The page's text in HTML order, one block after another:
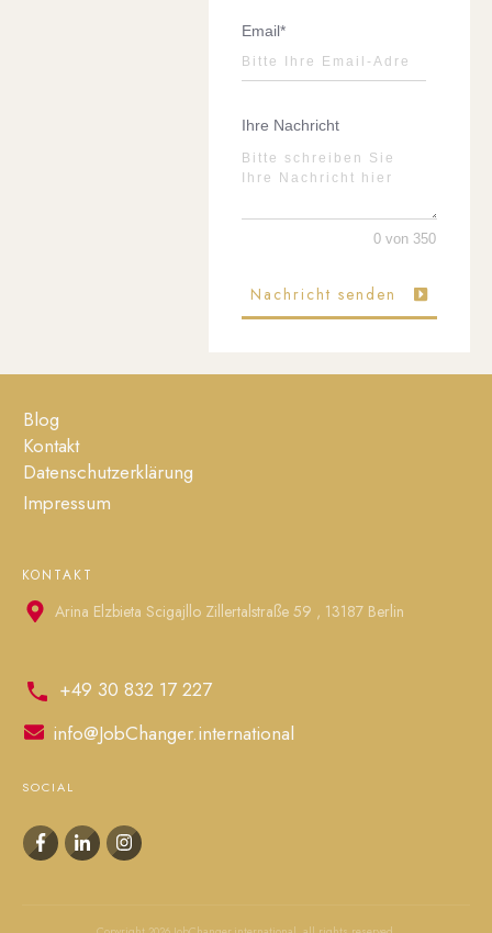
Email*
Ihre Nachricht
0 von 350
Nachricht senden
Blog
Kontakt
Datenschutzerklärung
Impressum
KONTAKT
Arina Elzbieta Scigajllo Zillertalstraße 59 , 13187 Berlin
+49 30 832 17 227
info@JobChanger.international
SOCIAL